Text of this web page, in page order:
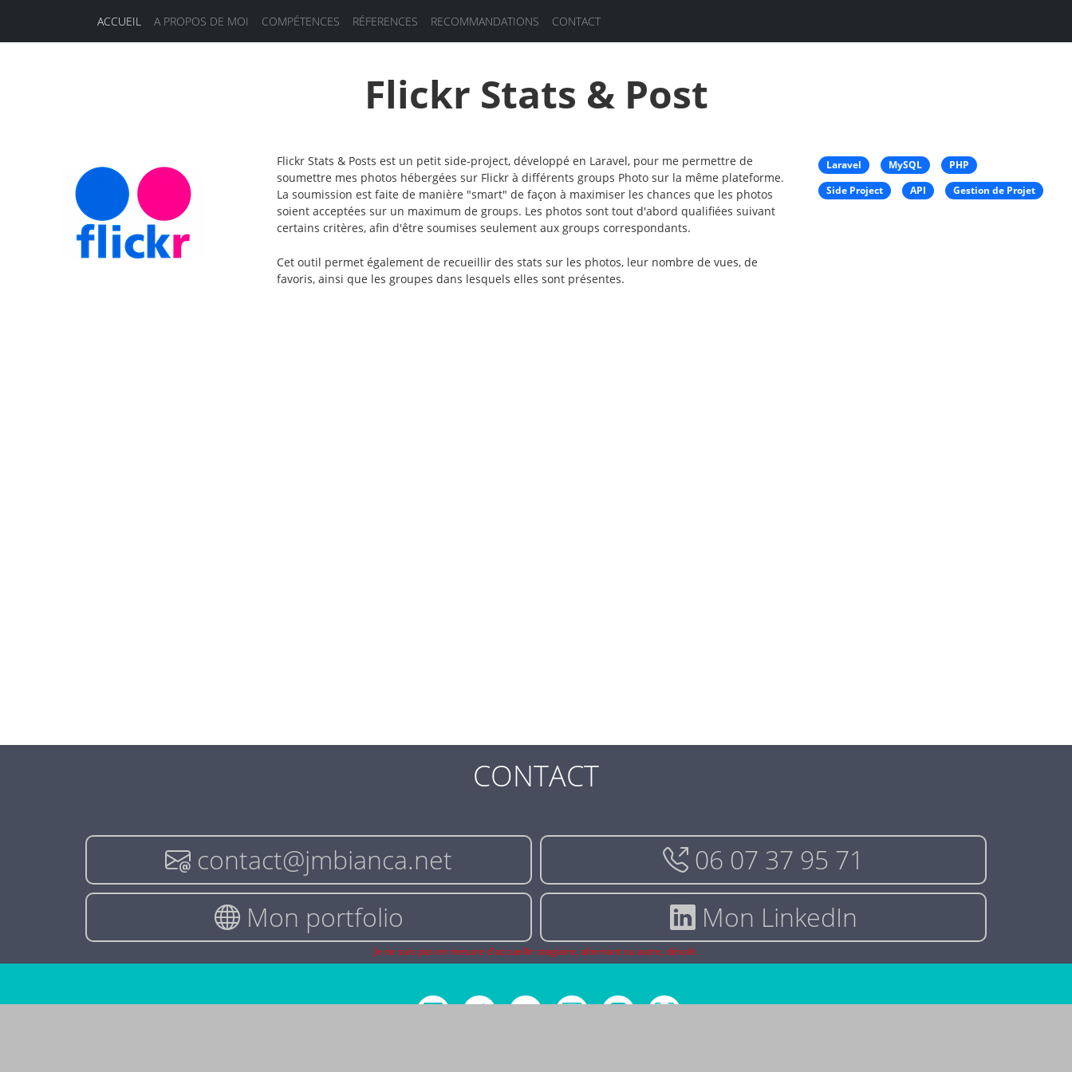
ACCUEIL A PROPOS DE MOI COMPÉTENCES RÉFERENCES RECOMMANDATIONS CONTACT
Flickr Stats & Post
Flickr Stats & Posts est un petit side-project, développé en Laravel, pour me permettre de
soumettre mes photos hébergées sur Flickr à différents groups Photo sur la même plateforme.
La soumission est faite de manière "smart" de façon à maximiser les chances que les photos
soient acceptées sur un maximum de groups. Les photos sont tout d'abord qualifiées suivant
certains critères, afin d'être soumises seulement aux groups correspondants.
Cet outil permet également de recueillir des stats sur les photos, leur nombre de vues, de
favoris, ainsi que les groupes dans lesquels elles sont présentes.
Laravel MySQL
PHP
Side Project
API Gestion de Projet
CONTACT
contact@jmbianca.net
06 07 37 95 71
Mon portfolio
Mon LinkedIn
Je ne suis pas en mesure d'accueillir stagiaire, alternant ou autre, désolé.